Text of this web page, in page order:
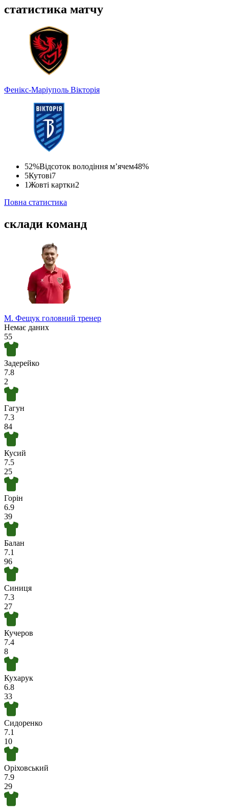
статистика матчу
Фенікс-Маріуполь Вікторія
52%Відсоток володіння м’ячем48%
5Кутові7
1Жовті картки2
Повна статистика
склади команд
М. Фещук головний тренер
Немає даних
55
Задерейко
7.8
2
Гагун
7.3
84
Кусий
7.5
25
Горін
6.9
39
Балан
7.1
96
Синиця
7.3
27
Кучеров
7.4
8
Кухарук
6.8
33
Сидоренко
7.1
10
Оріховський
7.9
29